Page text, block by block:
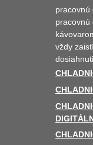
pracovnú
pracovnú
vždy